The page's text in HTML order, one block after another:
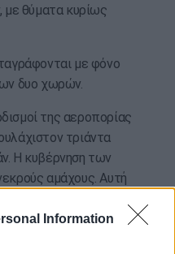
Information
με θύματα κυρίως
με φόνο
δυο χωρών.
της αεροπορίας
τριάντα
Η κυβέρνηση των
αμάχους. Αυτή
των πακιστανών